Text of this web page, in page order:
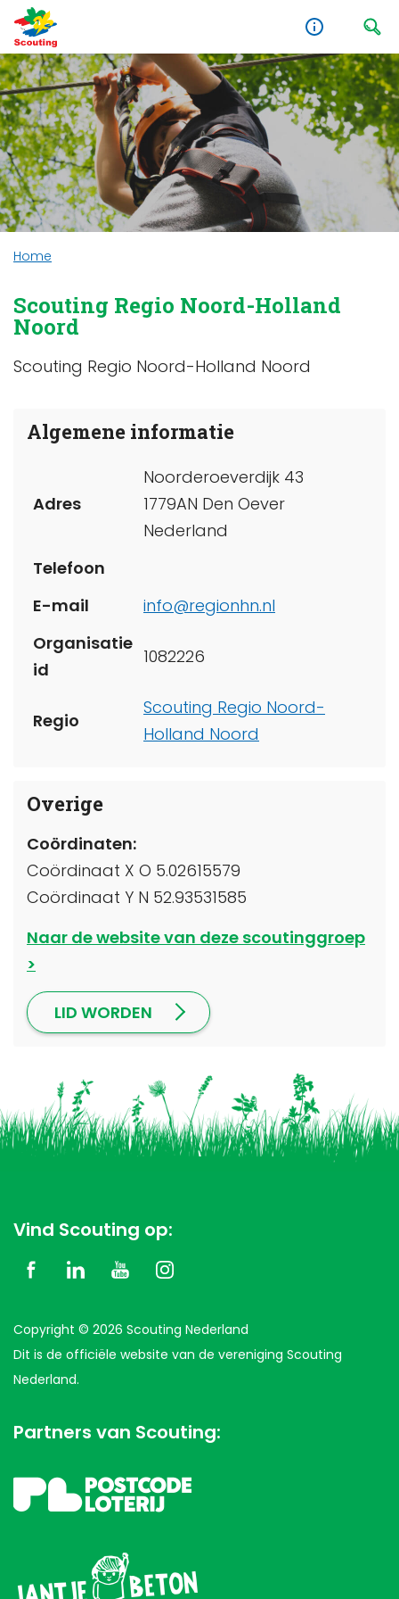
Home
Scouting Regio Noord-Holland
Noord
Scouting Regio Noord-Holland Noord
Algemene informatie
Adres
Noorderoeverdijk 43
1779AN Den Oever
Nederland
Telefoon
E-mail
info@regionhn.nl
Organisatie
id
1082226
Regio
Scouting Regio Noord-
Holland Noord
Overige
Coördinaten:
Coördinaat X O 5.02615579
Coördinaat Y N 52.93531585
Naar de website van deze scoutinggroep
LID WORDEN
Vind Scouting op:
Copyright © 2026 Scouting Nederland
Dit is de officiële website van de vereniging Scouting
Nederland.
Partners van Scouting: